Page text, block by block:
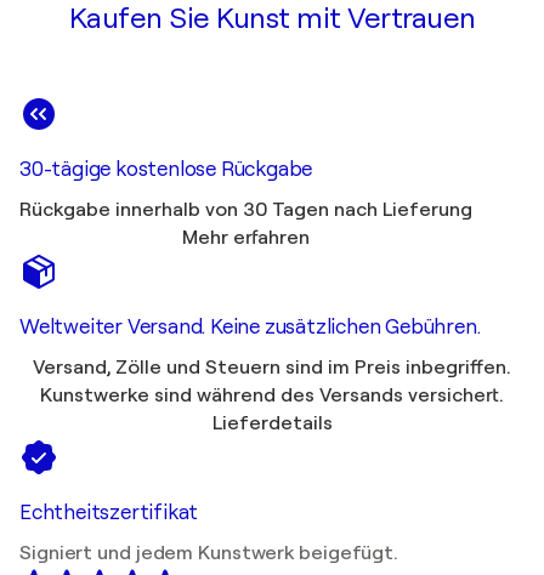
Kaufen Sie Kunst mit Vertrauen
30-tägige kostenlose Rückgabe
Rückgabe innerhalb von 30 Tagen nach Lieferung
Mehr erfahren
Weltweiter Versand. Keine zusätzlichen Gebühren.
Versand, Zölle und Steuern sind im Preis inbegriffen.
Kunstwerke sind während des Versands versichert.
Lieferdetails
Echtheitszertifikat
Signiert und jedem Kunstwerk beigefügt.